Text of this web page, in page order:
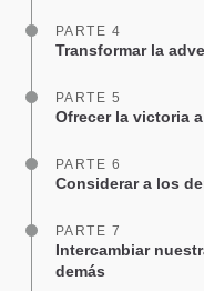
PARTE 4
Transformar la
PARTE 5
Ofrecer la victoria
PARTE 6
Considerar a los
PARTE 7
Intercambiar
demás